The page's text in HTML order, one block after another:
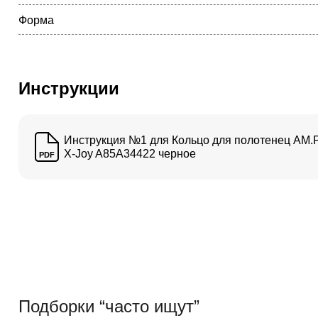
Форма
Инструкции
PDF
Инструкция №1 для Кольцо для полотенец
X-Joy A85A34422 черное
Подборки “часто ищут”